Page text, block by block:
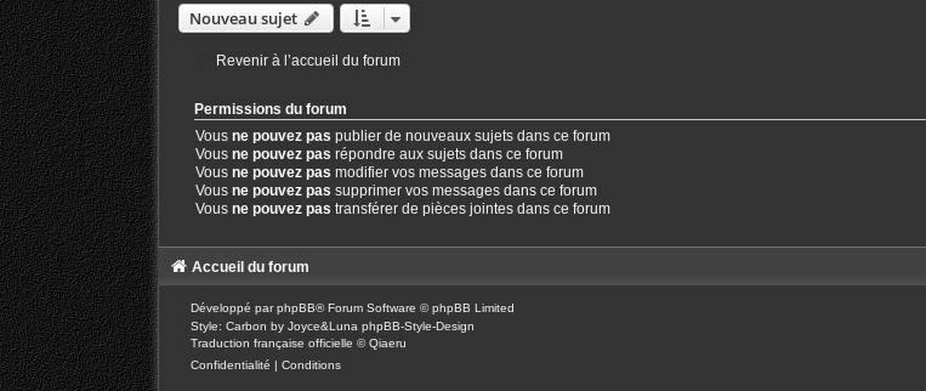
Nouveau sujet
Revenir à l’accueil du forum
Permissions du forum
Vous ne pouvez pas publier de nouveaux sujets dans ce forum
Vous ne pouvez pas répondre aux sujets dans ce forum
Vous ne pouvez pas modifier vos messages dans ce forum
Vous ne pouvez pas supprimer vos messages dans ce forum
Vous ne pouvez pas transférer de pièces jointes dans ce forum
Accueil du forum
Développé parphpBB® Forum Software © phpBB Limited
Style: Carbon by Joyce&Luna phpBB-Style-Design
Traduction française officielle ©Qiaeru
Confidentialité
Conditions